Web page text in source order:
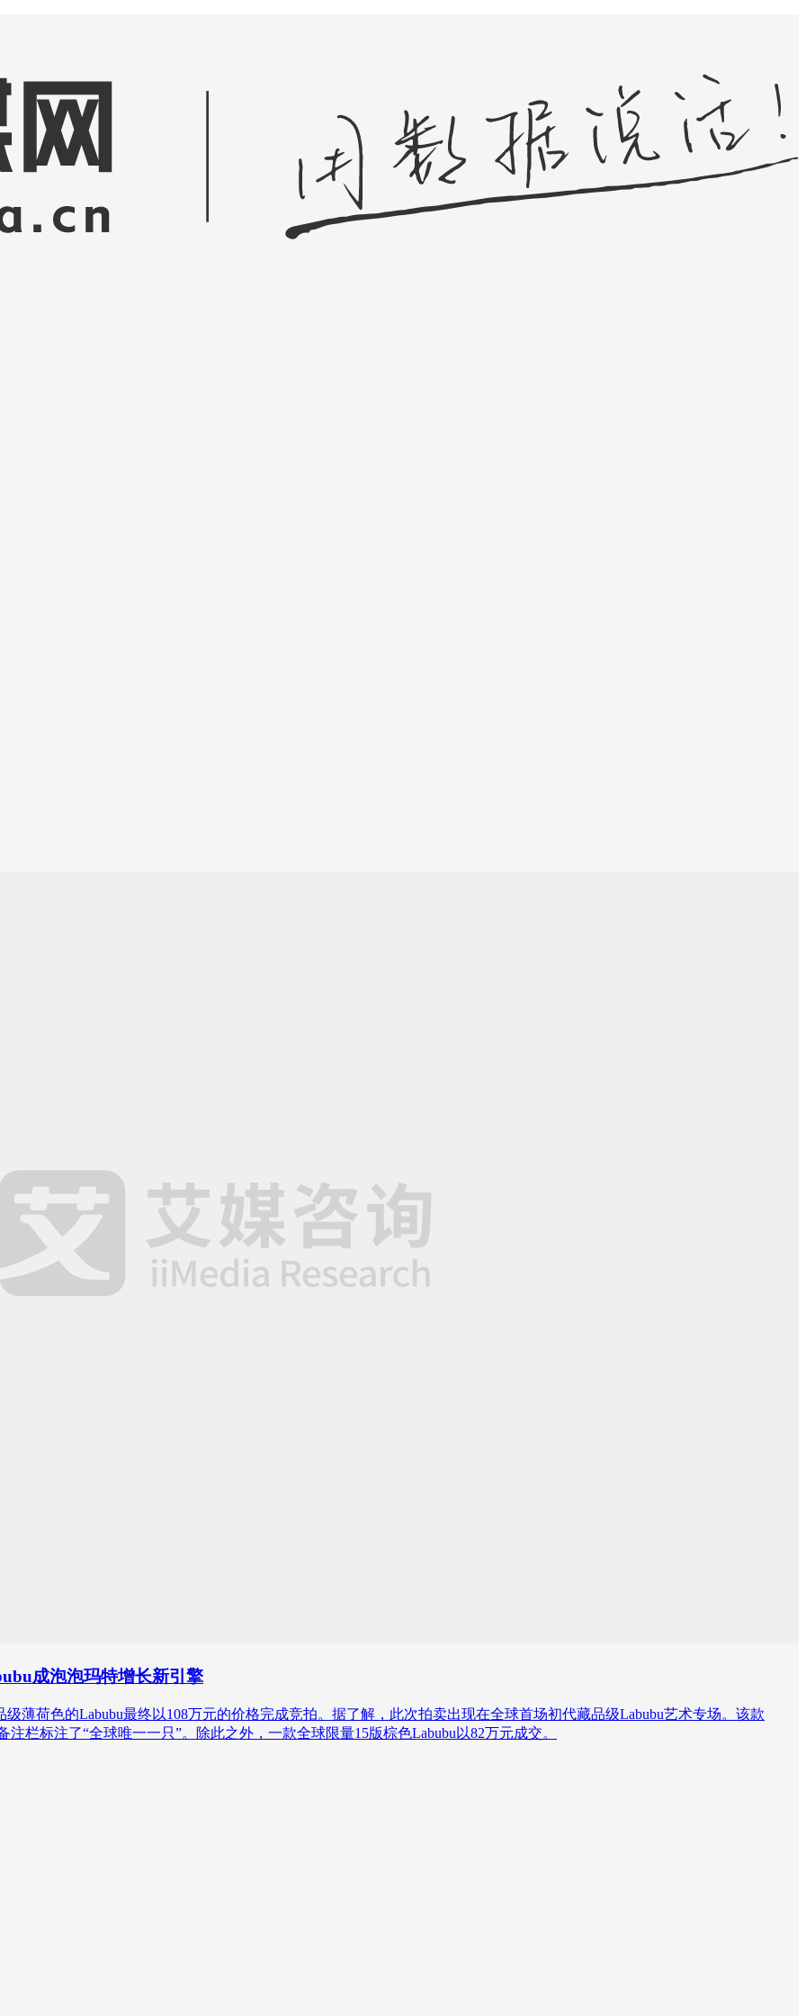
成泡泡玛特增长新引擎
薄荷色的Labubu最终以108万元的价格完成竞拍。据了解，此次拍卖出现在全球首场初代藏品级Labubu艺术专场。该款
栏标注了“全球唯一一只”。除此之外，一款全球限量15版棕色Labubu以82万元成交。